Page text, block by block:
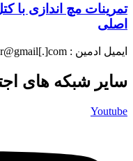
اصلی
ایمیل ادمین : pooya.shahryar@gmail[.]com
سایر شبکه های
Youtube